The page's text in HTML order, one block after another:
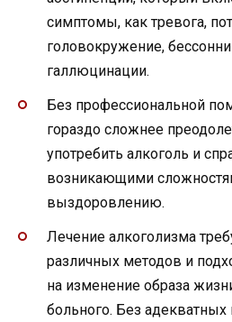
симптомы, как тревога,
головокружение,
галлюцинации.
Без профессиональной
гораздо сложнее
употребить алкоголь и
возникающими
выздоровлению.
Лечение алкоголизма
различных методов и
на изменение образа
больного. Без адекватных